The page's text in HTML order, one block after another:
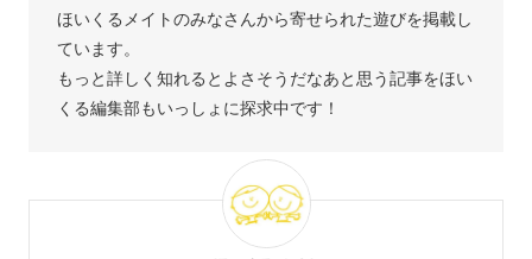
ほいくるメイトのみなさんから寄せられた遊びを掲載し
ています。
もっと詳しく知れるとよさそうだなあと思う記事をほい
くる編集部もいっしょに探求中です！